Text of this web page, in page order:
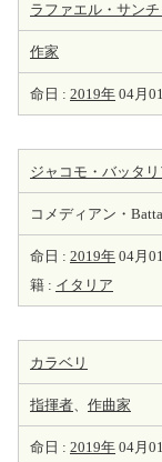
ラファエル・サン
作家
命日 : 2019年 04月
ジャコモ・バッタリ
コメディアン・
命日 : 2019年 04月
籍 : イタリア
カラベリ
指揮者、 作曲家
命日 : 2019年 04月